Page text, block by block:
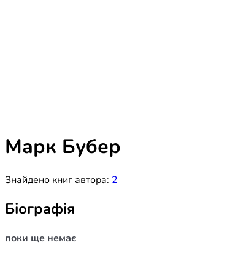
полиці.
Марк Бубер
Знайдено книг автора: 2
Біографія
поки ще немає